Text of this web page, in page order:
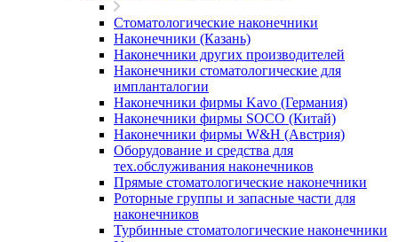
Стоматологические наконечники
Наконечники (Казань)
Наконечники других производителей
Наконечники стоматологические для
импланталогии
Наконечники фирмы Kavo (Германия)
Наконечники фирмы SOCO (Китай)
Наконечники фирмы W&H (Австрия)
Оборудование и средства для
тех.обслуживания наконечников
Прямые стоматологические наконечники
Роторные группы и запасные части для
наконечников
Турбинные стоматологические наконечники